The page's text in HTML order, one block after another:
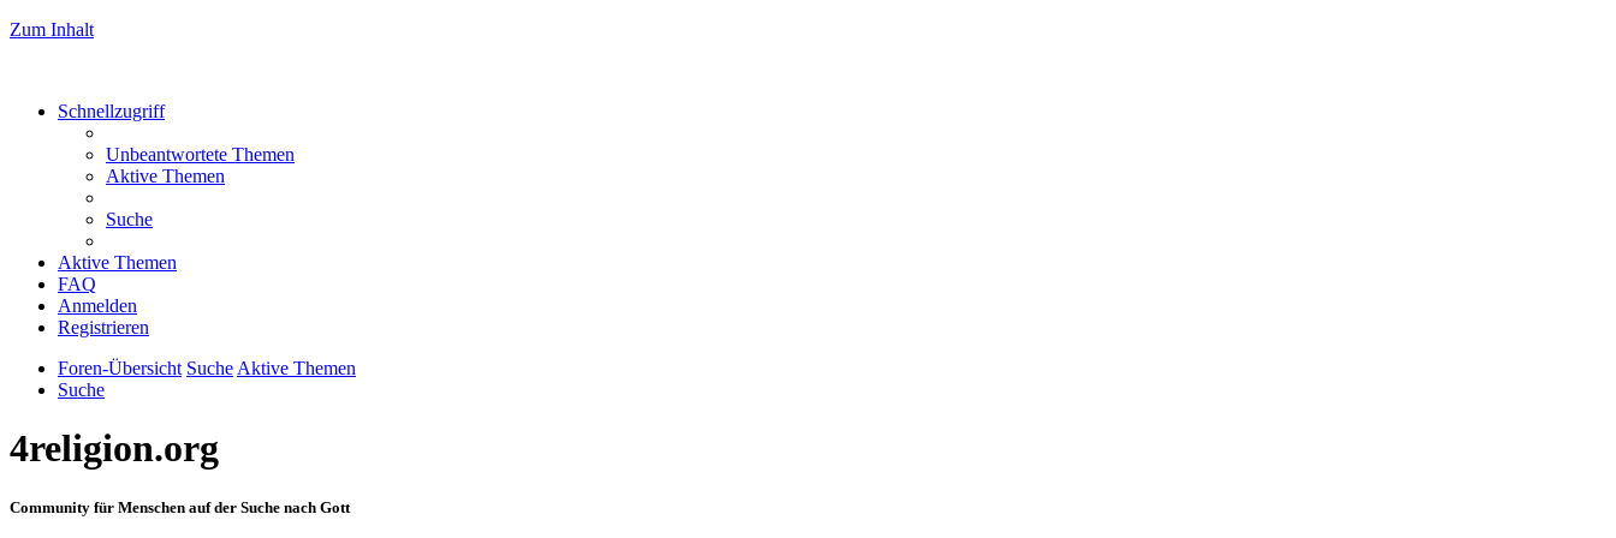
Zum Inhalt
Schnellzugriff
Unbeantwortete Themen
Aktive Themen
Suche
Aktive Themen
FAQ
Anmelden
Registrieren
Foren-Übersicht Suche Aktive Themen
Suche
4religion.org
Community für Menschen auf der Suche nach Gott